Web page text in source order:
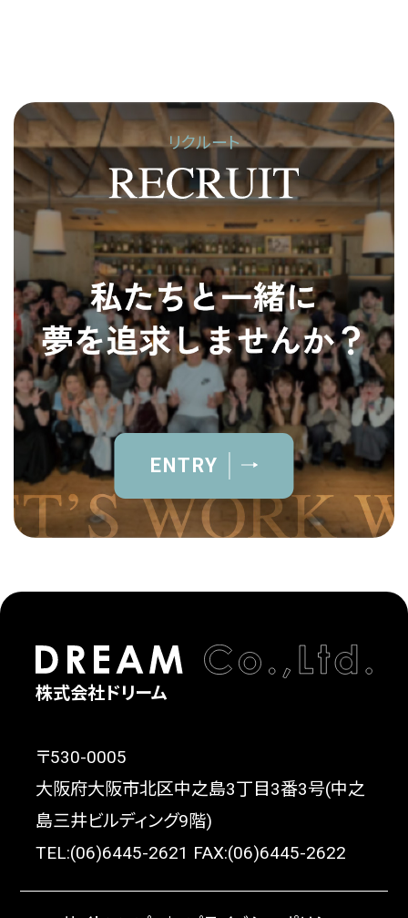
リクルート
ENTRY
株式会社ドリーム
〒530-0005
大阪府大阪市北区中之島3丁目3番3号(中之
島三井ビルディング9階)
TEL:(06)6445-2621 FAX:(06)6445-2622